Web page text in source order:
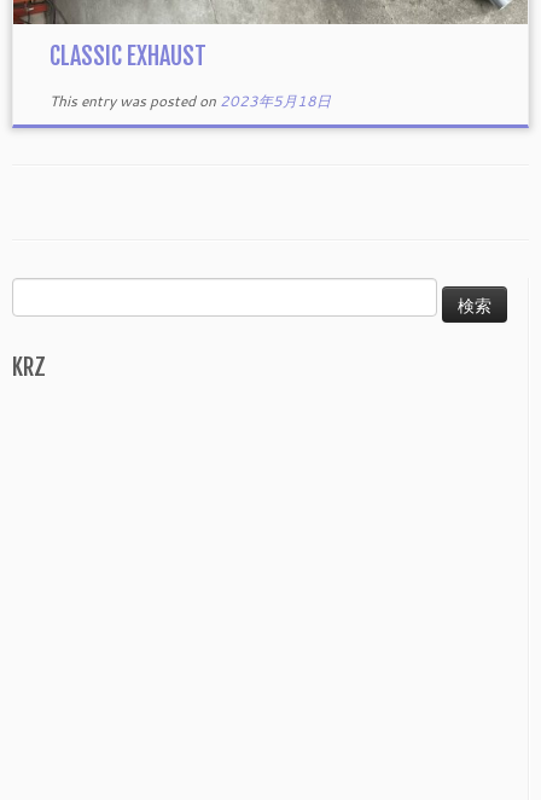
CLASSIC EXHAUST
This entry was posted on 2023年5月18日
索:
KRZ